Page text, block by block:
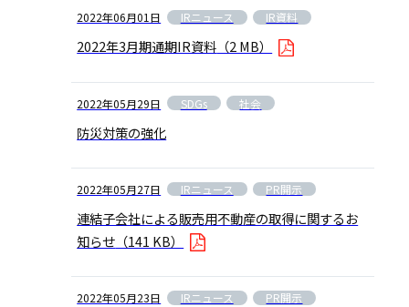
2022年06月01日 IRニュース IR資料
2022年3月期通期IR資料 （2 MB）
2022年05月29日 SDGs 社会
防災対策の強化
2022年05月27日 IRニュース PR開示
連結子会社による販売用不動産の取得に関するお
知らせ （141 KB）
2022年05月23日 IRニュース PR開示